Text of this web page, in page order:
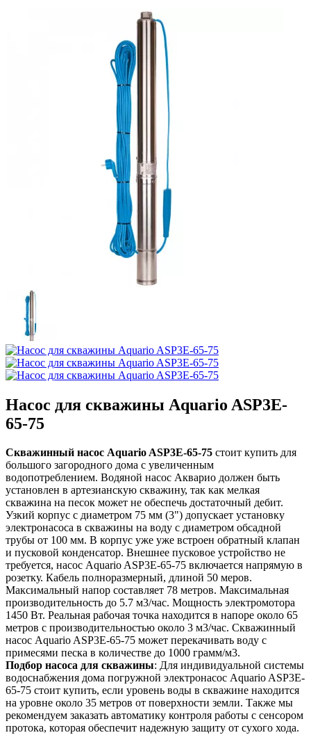
Насос для скважины Aquario ASP3E-
65-75
Скважинный насос Aquario ASP3E-65-75 стоит купить для
большого загородного дома с увеличенным
водопотреблением. Водяной насос Акварио должен быть
установлен в артезианскую скважину, так как мелкая
скважина на песок может не обеспечь достаточный дебит.
Узкий корпус с диаметром 75 мм (3") допускает установку
электронасоса в скважины на воду с диаметром обсадной
трубы от 100 мм. В корпус уже уже встроен обратный клапан
и пусковой конденсатор. Внешнее пусковое устройство не
требуется, насос Aquario ASP3E-65-75 включается напрямую в
розетку. Кабель полноразмерный, длиной 50 меров.
Максимальный напор составляет 78 метров. Максимальная
производительность до 5.7 м3/час. Мощность электромотора
1450 Вт. Реальная рабочая точка находится в напоре около 65
метров с производительностью около 3 м3/час. Скважинный
насос Aquario ASP3E-65-75 может перекачивать воду с
примесями песка в количестве до 1000 грамм/м3.
Подбор насоса для скважины: Для индивидуальной системы
водоснабжения дома погружной электронасос Aquario ASP3E-
65-75 стоит купить, если уровень воды в скважине находится
на уровне около 35 метров от поверхности земли. Также мы
рекомендуем заказать автоматику контроля работы с сенсором
протока, которая обеспечит надежную защиту от сухого хода.